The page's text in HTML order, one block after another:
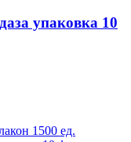
упаковка 10